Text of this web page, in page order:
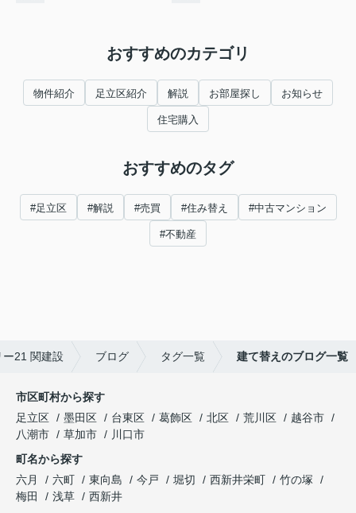
おすすめのカテゴリ
物件紹介 足立区紹介 解説 お部屋探し お知らせ
住宅購入
おすすめのタグ
#足立区 #解説 #売買 #住み替え #中古マンション
#不動産
21 関建設 ブログ タグ一覧 建て替えのブログ一覧
市区町村から探す
足立区
墨田区 台東区 葛飾区 北区 荒川区
越谷市
八潮市
草加市
川口市
町名から探す
六月
六町 東向島 今戸 堀切 西新井栄町
竹の塚
梅田
浅草
西新井